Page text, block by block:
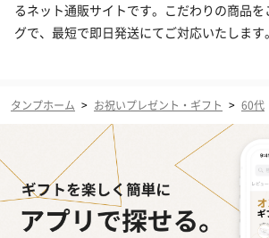
るネット通販サイトです。こだわりの商品
グで、最短で即日発送にてご対応いたします。
タンプホーム > お祝いプレゼント・ギフト > 60代